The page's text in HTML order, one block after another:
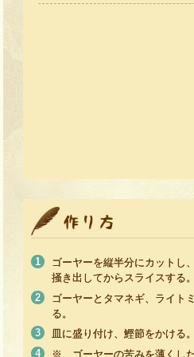
ゴーヤーを縦半分にカットし
掻き出してからスライスする。
ゴーヤーとタマネギ、ライト
る。
皿に盛り付け、鰹節をかける。
※ ゴーヤーの苦みを薄くし